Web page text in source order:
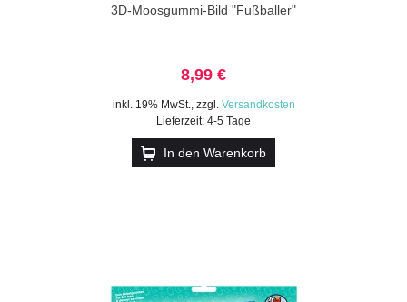
3D-Moosgummi-Bild "Fußballer"
8,99 €
inkl. 19% MwSt., zzgl. Versandkosten
Lieferzeit: 4-5 Tage
In den Warenkorb